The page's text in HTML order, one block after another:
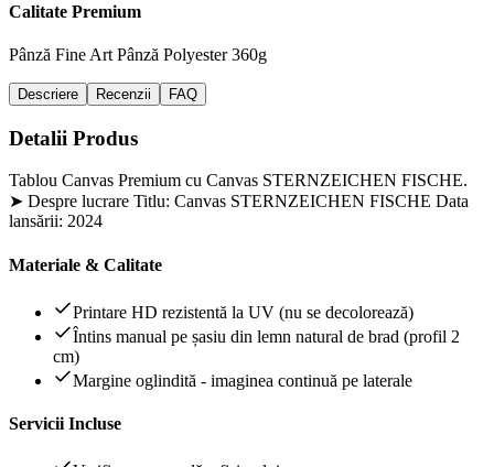
Calitate Premium
Pânză Fine Art Pânză Polyester 360g
Descriere Recenzii FAQ
Detalii Produs
Tablou Canvas Premium cu Canvas STERNZEICHEN FISCHE.
➤ Despre lucrare Titlu: Canvas STERNZEICHEN FISCHE Data
lansării: 2024
Materiale & Calitate
Printare HD rezistentă la UV (nu se decolorează)
Întins manual pe șasiu din lemn natural de brad (profil 2
cm)
Margine oglindită - imaginea continuă pe laterale
Servicii Incluse